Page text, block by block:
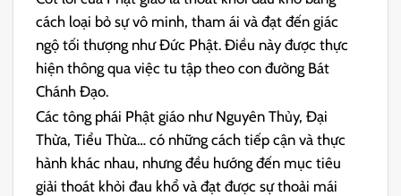
cách loại bỏ sự vô minh, tham ái và đạt đến giác
ngộ tối thượng như Đức Phật. Điều này được thực
hiện thông qua việc tu tập theo con đường Bát
Chánh Đạo.
Các tông phái Phật giáo như Nguyên Thủy, Đại
Thừa, Tiểu Thừa… có những cách tiếp cận và thực
hành khác nhau, nhưng đều hướng đến mục tiêu
giải thoát khỏi đau khổ và đạt được sự thoải mái